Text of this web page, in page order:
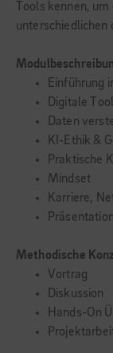
Tools kennen,
unterschiedlichen
Einführung
Digitale
Daten
KI-Ethik &
Praktische
Mindset
Karriere,
Methodische
Vortrag
Diskussion
Hands-On